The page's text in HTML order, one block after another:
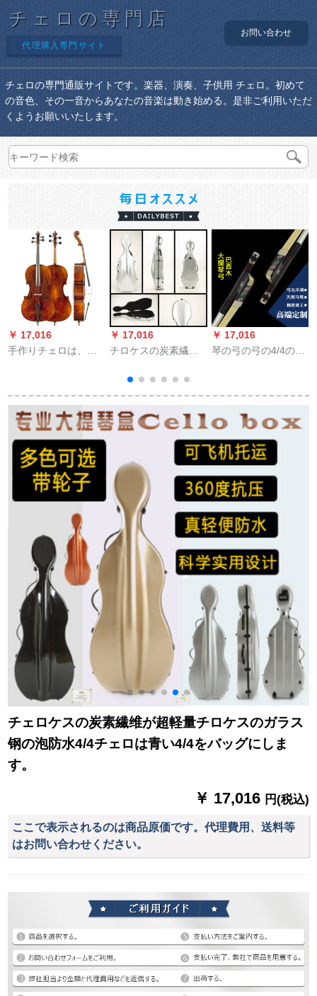
チェロの専門店
代理購入専門サイト
お問い合わせ
チェロの専門通販サイトです。楽器、演奏、子供用 チェロ。初めて
の音色、その一音からあなたの音楽は動き始める。是非ご利用いただ
くようお願いいたします。
￥ 17,016
手作りチェロは、初
￥ 17,016
チロケスの炭素繊维
ガラス钢の泡防水4/4
チェロの银白色の大
きな格子の模様4/4
￥ 17,016
琴の弓の弓の4/4の纯
ニーテールの弓の棒
は4/4练习します。
チェロケスの炭素繊维が超軽量チロケスのガラス
钢の泡防水4/4チェロは青い4/4をバッグにしま
す。
￥ 17,016 円(税込)
ここで表示されるのは商品原価です。代理費用、送料等
はお問い合わせください。